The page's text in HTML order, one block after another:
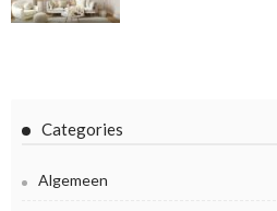
Categories
Algemeen